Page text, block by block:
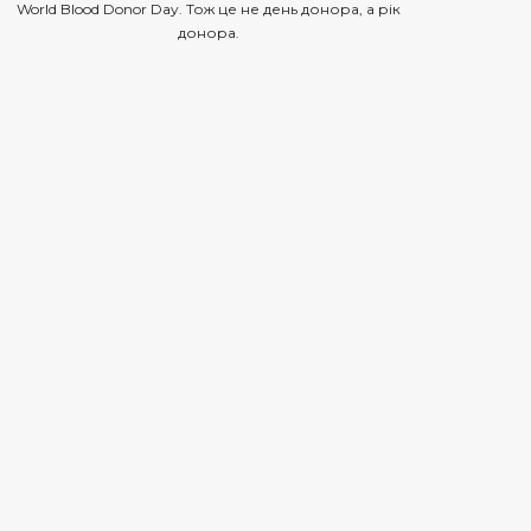
World Blood Donor Day. Тож це не день донора, а рік
донора.